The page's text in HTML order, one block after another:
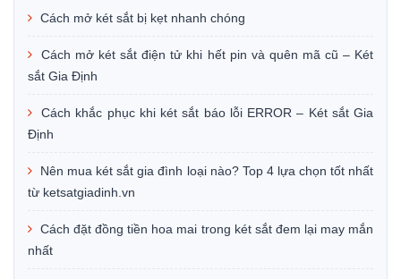
Cách mở két sắt bị kẹt nhanh chóng
Cách mở két sắt điện tử khi hết pin và quên mã cũ – Két
sắt Gia Định
Cách khắc phục khi két sắt báo lỗi ERROR – Két sắt Gia
Định
Nên mua két sắt gia đình loại nào? Top 4 lựa chọn tốt nhất
từ ketsatgiadinh.vn
Cách đặt đồng tiền hoa mai trong két sắt đem lại may mắn
nhất